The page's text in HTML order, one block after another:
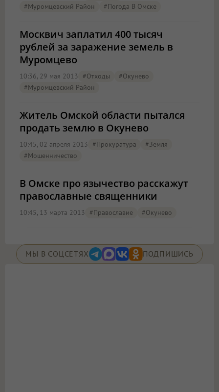
#Муромцевский Район
#Погода В Омске
Москвич заплатил 400 тысяч
рублей за заражение земель в
Муромцево
10:36, 29 мая 2013 #отходы
#Окунево
#Муромцевский Район
Житель Омской области пытался
продать землю в Окунево
10:45, 02 апреля 2013 #прокуратура
#земля
#мошенничество
В Омске про язычество расскажут
православные священники
10:45, 13 марта 2013 #православие #Окунево
МЫ В СОЦСЕТЯХ ПОДПИШИСЬ